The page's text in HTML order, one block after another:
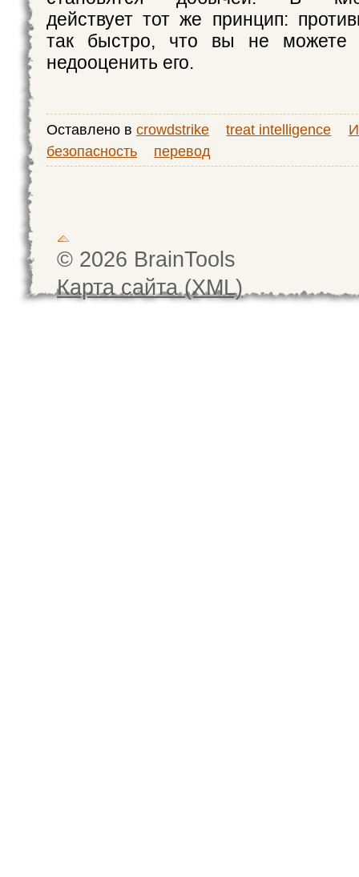
действует тот же принцип:
так быстро, что вы не можете
недооценить его.
Оставлено в crowdstrike treat intelligence
безопасность
перевод
© 2026 BrainTools
Карта сайта (XML)